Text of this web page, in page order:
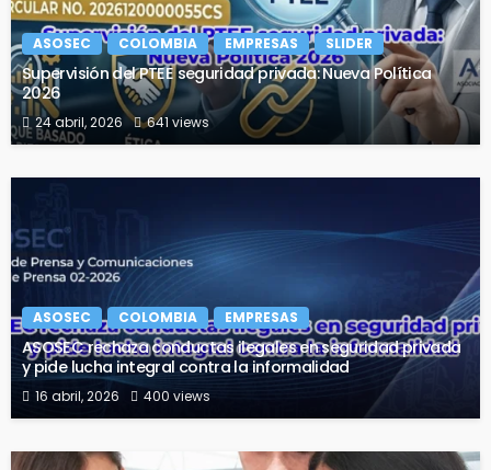
ASOSEC COLOMBIA EMPRESAS SLIDER
Supervisión del PTEE seguridad privada: Nueva Política
2026
24 abril, 2026 641 views
ASOSEC COLOMBIA EMPRESAS
ASOSEC rechaza conductas ilegales en seguridad privada
y pide lucha integral contra la informalidad
16 abril, 2026 400 views